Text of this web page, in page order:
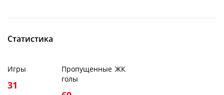
Статистика
Игры
31
Пропущенные
голы
ЖК